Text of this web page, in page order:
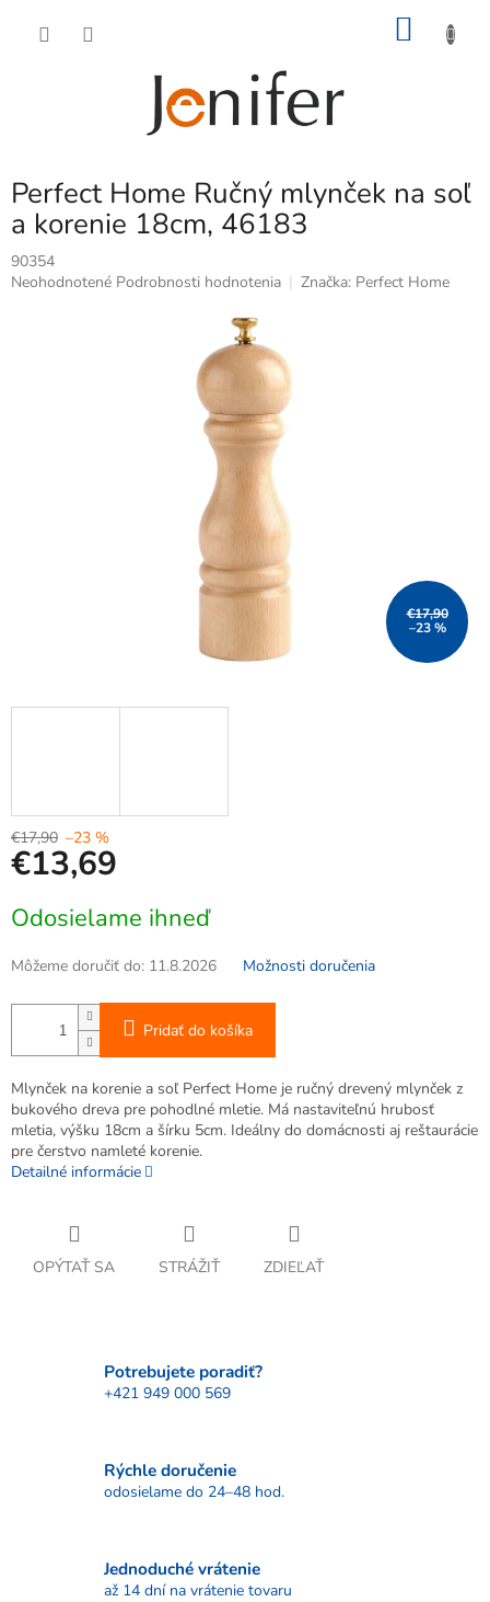
Perfect Home Ručný mlynček na soľ
a korenie 18cm, 46183
90354
Priemerné
Neohodnotené Podrobnosti hodnotenia Značka: Perfect Home
€17,90
–23 %
€17,90 –23 %
€13,69
cena:
Odosielame ihneď
Môžeme doručiť do: 11.8.2026 Možnosti doručenia
Pridať do košíka
Mlynček na korenie a soľ Perfect Home je ručný drevený mlynček z
bukového dreva pre pohodlné mletie. Má nastaviteľnú hrubosť
mletia, výšku 18cm a šírku 5cm. Ideálny do domácnosti aj reštaurácie
pre čerstvo namleté korenie.
Detailné informácie
OPÝTAŤ SA STRÁŽIŤ ZDIEĽAŤ
Potrebujete poradiť?
+421 949 000 569
Rýchle doručenie
odosielame do 24–48 hod.
Jednoduché vrátenie
až 14 dní na vrátenie tovaru